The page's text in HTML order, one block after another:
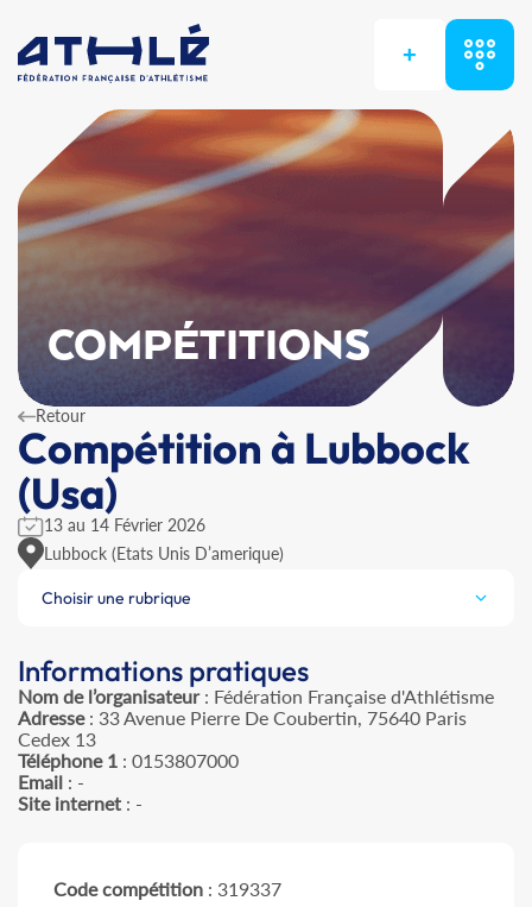
+
COMPÉTITIONS
Retour
Compétition à Lubbock
(Usa)
13 au 14 Février 2026
Lubbock (Etats Unis D’amerique)
Choisir une rubrique
Informations pratiques
Nom de l’organisateur: Fédération Française d'Athlétisme
Adresse: 33 Avenue Pierre De Coubertin, 75640 Paris
Cedex 13
Téléphone 1 : 0153807000
Email : -
Site internet : -
Code compétition : 319337